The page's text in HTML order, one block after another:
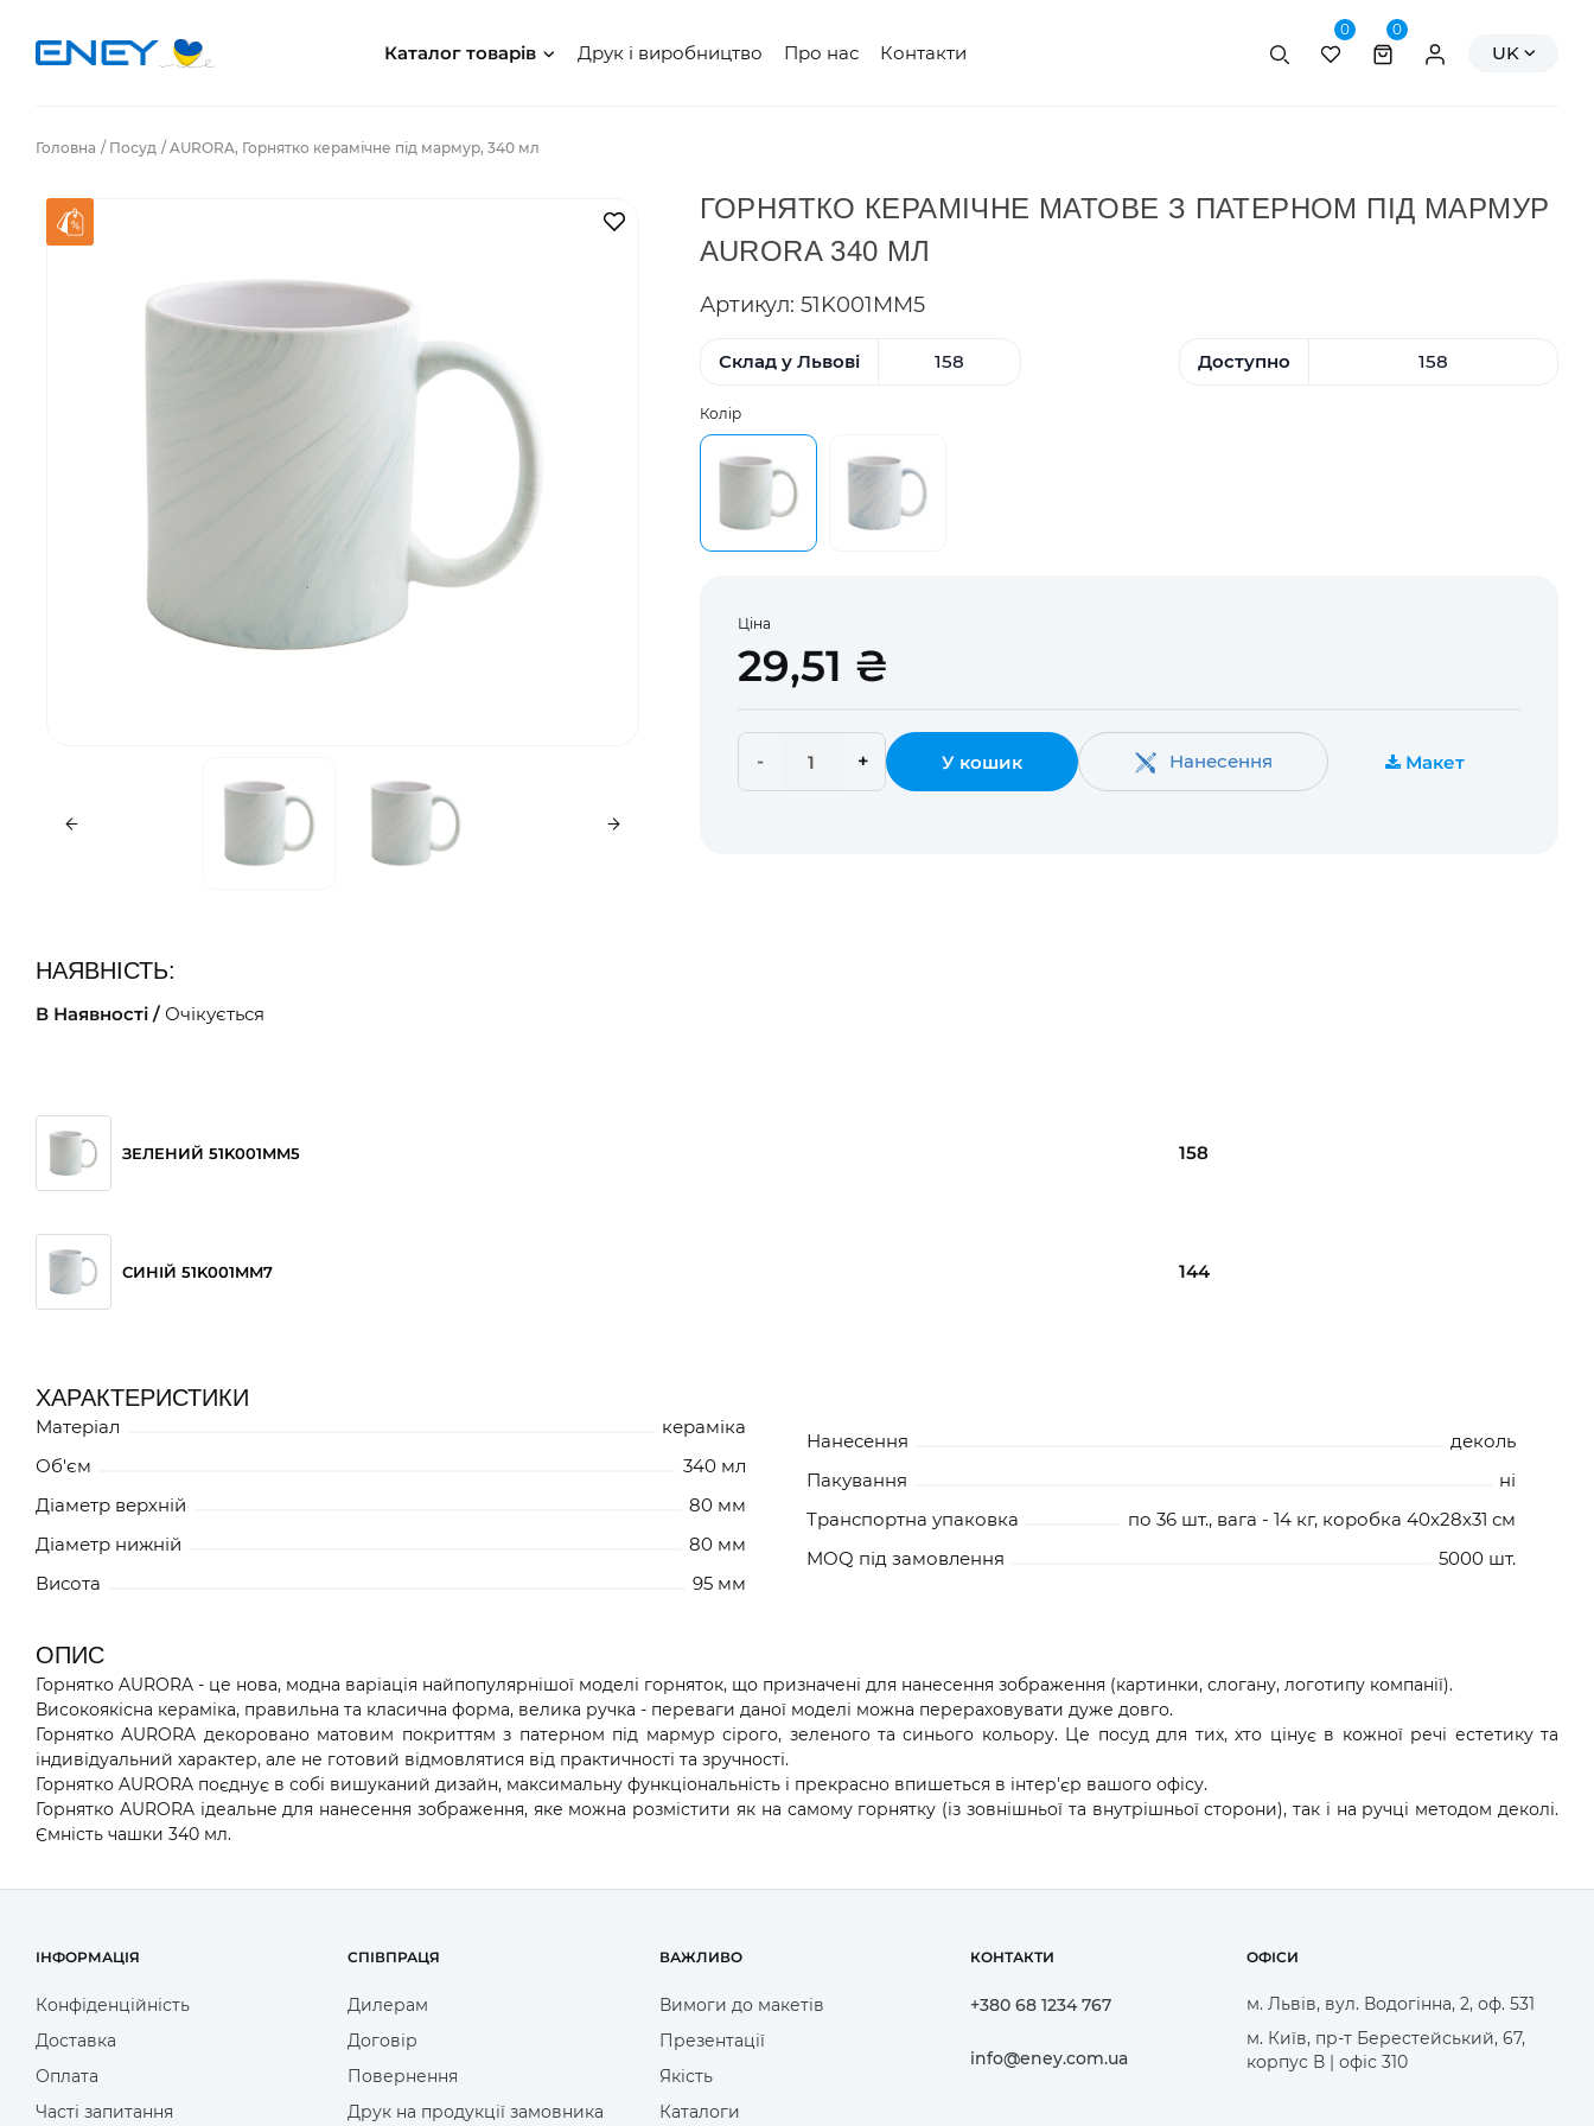
Каталог товарів Друк і виробництво Про нас Контакти Пошук
0 0
Персональні
UK
Головна Посуд AURORA, Горнятко керамічне під мармур, 340 мл
В закладкиГОРНЯТКО КЕРАМІЧНЕ МАТОВЕ З ПАТЕРНОМ ПІД МАРМУР
AURORA 340 МЛ
Артикул: 51K001MM5
Склад у Львові 158 Доступно 158
Колір
Ціна
29,51 ₴
- + У кошик Нанесення Макет
НАЯВНІСТЬ:
В Наявності / Очікується
ЗЕЛЕНИЙ 51K001MM5 158
СИНІЙ 51K001MM7 144
ХАРАКТЕРИСТИКИ
Матеріал
кераміка
Об'єм
340 мл
Діаметр верхній
80 мм
Діаметр нижній
80 мм
Висота
95 мм
Нанесення
деколь
Пакування
ні
Транспортна упаковка
по 36 шт., вага - 14 кг, коробка 40х28х31 см
MOQ під замовлення
5000 шт.
ОПИС
Горнятко AURORA - це нова, модна варіація найпопулярнішої моделі горняток, що призначені для нанесення зображення (картинки, слогану, логотипу компанії).
Високоякісна кераміка, правильна та класична форма, велика ручка - переваги даної моделі можна перераховувати дуже довго.
Горнятко AURORA декоровано матовим покриттям з патерном під мармур сірого, зеленого та синього кольору. Це посуд для тих, хто цінує в кожної речі естетику та
індивідуальний характер, але не готовий відмовлятися від практичності та зручності.
Горнятко AURORA поєднує в собі вишуканий дизайн, максимальну функціональність і прекрасно впишеться в інтер'єр вашого офісу.
Горнятко AURORA ідеальне для нанесення зображення, яке можна розмістити як на самому горнятку (із зовнішньої та внутрішньої сторони), так і на ручці методом деколі.
Ємність чашки 340 мл.
ІНФОРМАЦІЯ
Конфіденційність
Доставка
Оплата
Часті запитання
СПІВПРАЦЯ
Дилерам
Договір
Повернення
Друк на продукції замовника
ВАЖЛИВО
Вимоги до макетів
Презентації
Якість
Каталоги
КОНТАКТИ
+380 68 1234 767
info@eney.com.ua
ОФІСИ
м. Львів, вул. Водогінна, 2, оф. 531
м. Київ, пр-т Берестейський, 67,
корпус В | офіс 310